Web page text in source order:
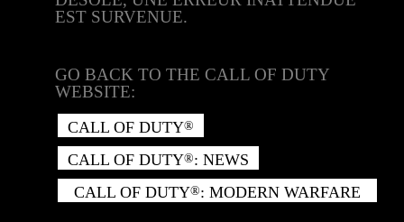
EST SURVENUE.
GO BACK TO THE CALL OF DUTY
WEBSITE:
CALL OF DUTY®
CALL OF DUTY®: NEWS
CALL OF DUTY®: MODERN WARFARE